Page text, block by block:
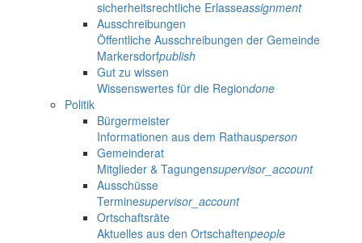
sicherheitsrechtliche Erlasseassignment
Ausschreibungen
Öffentliche Ausschreibungen der Gemeinde
Markersdorfpublish
Gut zu wissen
Wissenswertes für die Regiondone
Politik
Bürgermeister
Informationen aus dem Rathausperson
Gemeinderat
Mitglieder & Tagungensupervisor_account
Ausschüsse
Terminesupervisor_account
Ortschaftsräte
Aktuelles aus den Ortschaftenpeople